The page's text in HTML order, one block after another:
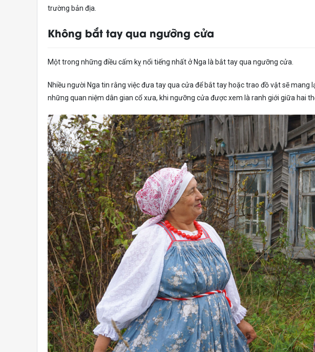
trường bản địa.
Không bắt tay qua ngưỡng cửa
Một trong những điều cấm kỵ nổi tiếng nhất ở Nga là bắt tay qua ngưỡng cửa.
Nhiều người Nga tin rằng việc đưa tay qua cửa để bắt tay hoặc trao đồ vật sẽ
những quan niệm dân gian cổ xưa, khi ngưỡng cửa được xem là ranh giới giữa hai